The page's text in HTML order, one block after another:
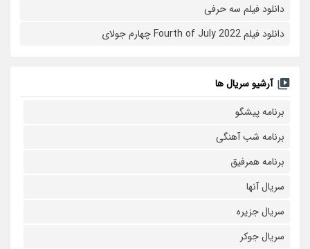
دانلود فیلم سه حرفی
دانلود فیلم Fourth of July 2022 چهارم جولای
آرشیو سریال ها
برنامه پیشگو
برنامه شب آهنگی
برنامه همرفیق
سریال آنها
سریال جزیره
سریال جوکر